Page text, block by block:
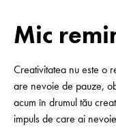
Mic
Creativitatea nu este o
are nevoie de pauze,
acum în drumul tău
impuls de care ai